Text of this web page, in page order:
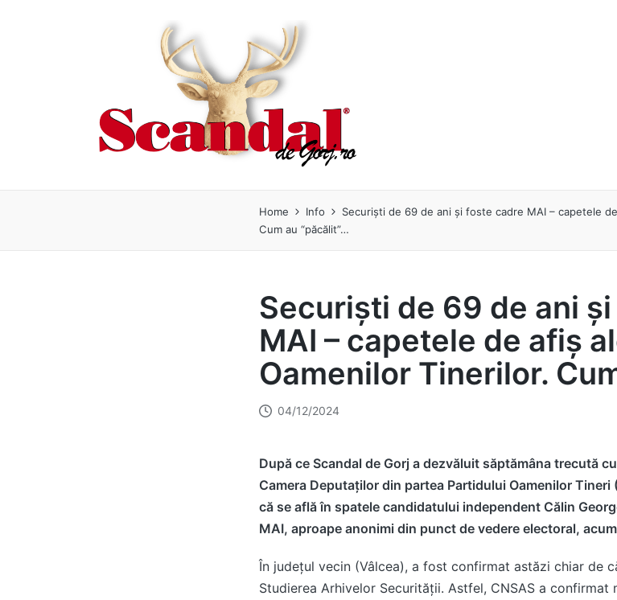
Home Info
Securiști de 69 de ani și foste cadre MAI – capetele
Cum au “păcălit”…
Securiști de 69 de ani
MAI – capetele de afiș
Oamenilor Tinerilor.
04/12/2024
După ce Scandal de Gorj a dezvăluit săptămâna trecută
Camera Deputaților din partea Partidului Oamenilor Tineri
că se află în spatele candidatului independent Călin
MAI, aproape anonimi din punct de vedere electoral,
În județul vecin (Vâlcea), a fost confirmat astăzi chiar de
Studierea Arhivelor Securității. Astfel, CNSAS a confirmat